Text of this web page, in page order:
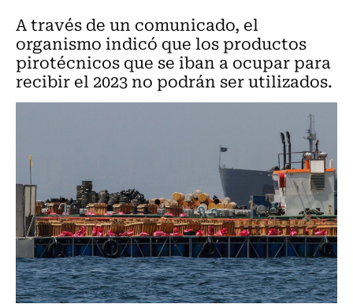
A través de un comunicado, el
organismo indicó que los productos
pirotécnicos que se iban a ocupar para
recibir el 2023 no podrán ser utilizados.